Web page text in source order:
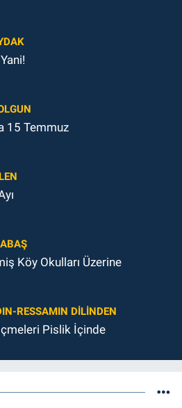
15 Temmuz
Köy Okulları Üzerine
RESSAMIN DILINDEN
Pislik İçinde